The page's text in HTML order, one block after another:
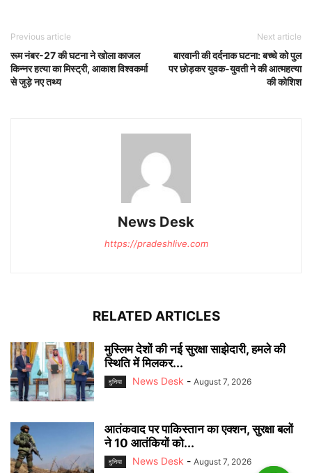
Previous article
रूम नंबर-27 की घटना ने खोला काजल
किन्नर हत्या का मिस्ट्री, आकाश विश्वकर्मा
से जुड़े नए तथ्य
Next article
बारवानी की दर्दनाक घटना: बच्चे को पुल
पर छोड़कर युवक-युवती ने की आत्महत्या
की कोशिश
News Desk
https://pradeshlive.com
RELATED ARTICLES
मुस्लिम देशों की नई सुरक्षा साझेदारी, हमले की
स्थिति में मिलकर...
दुनिया News Desk - August 7, 2026
आतंकवाद पर पाकिस्तान का एक्शन, सुरक्षा बलों
ने 10 आतंकियों को...
दुनिया News Desk - August 7, 2026